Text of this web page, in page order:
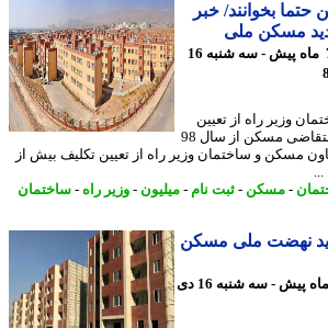
بخوانند/ خبر
مسکن ملی
7 ماه پیش - سه شنبه 16
راه از تعیین
تکلیف بیش از 6.3 میلیون متقاضی مسکن از سال 98
و ساختمان وزیر راه از تعیین تکلیف بیش از
-مسکن-ثبت نام-میلیون-وزیر راه - ساختمان
نهضت ملی مسکن
7 ماه پیش - سه شنبه 16 دی